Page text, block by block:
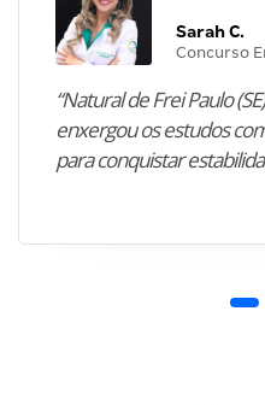
Sarah C.
Concurso
“Natural de Frei Paulo
enxergou os estudos
para conquistar